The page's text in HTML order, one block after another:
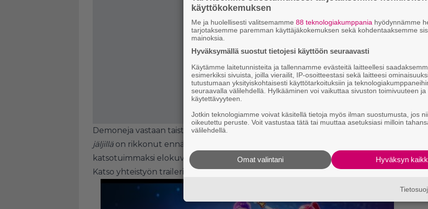
Demoneja vastaan taistelevasta tyttöbändistä kertova
jäljilläon rikkonut ennätyksiä ja noussut kolmessa kuukaudessa Netflixin
katsotuimmaksi elokuvaksi.
Katso yhteistyön traileri:
käyttökokemuksen
Me ja huolellisesti valitsemamme 88 teknologiakumppania hyödynnämme
tarjotaksemme paremman käyttäjäkokemuksen sekä kohdentaaksemme
mainoksia.
Hyväksymällä suostut tietojesi käyttöön seuraavasti
Käytämme laitetunnisteita ja tallennamme evästeitä laitteellesi
esimerkiksi sivuista, joilla vierailit, IP-osoitteestasi sekä laitteesi
tutustumaan yksityiskohtaisesti käyttötarkoituksiin ja
seuraavalla välilehdellä. Hylkääminen voi vaikuttaa sivuston toimivuuteen ja
käytettävyyteen.
Jotkin teknologiamme voivat käsitellä tietoja myös ilman suostumusta, jos
oikeutettu peruste. Voit vastustaa tätä tai muuttaa asetuksiasi milloin
välilehdellä.
Hyväksyn
Omat valintani